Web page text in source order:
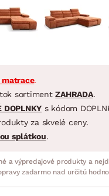
.
sortimentZAHRADA.
DOPLNKY s kódom
za skvelé ceny.
splátkou.
a výpredajové produkty a
zadarmo nad určitú